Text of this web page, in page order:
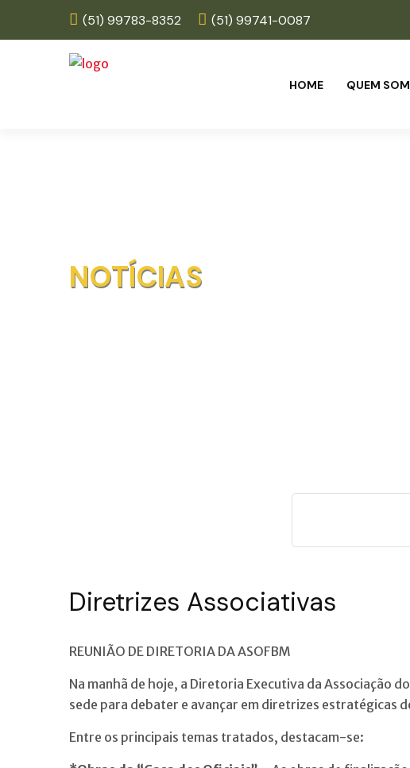
(51) 99783-8352 (51) 99741-0087
HOME QUEM
NOTÍCIAS
Diretrizes Associativas
REUNIÃO DE DIRETORIA DA ASOFBM
Na manhã de hoje, a Diretoria Executiva da Associação
sede para debater e avançar em diretrizes estratégicas
Entre os principais temas tratados, destacam-se: